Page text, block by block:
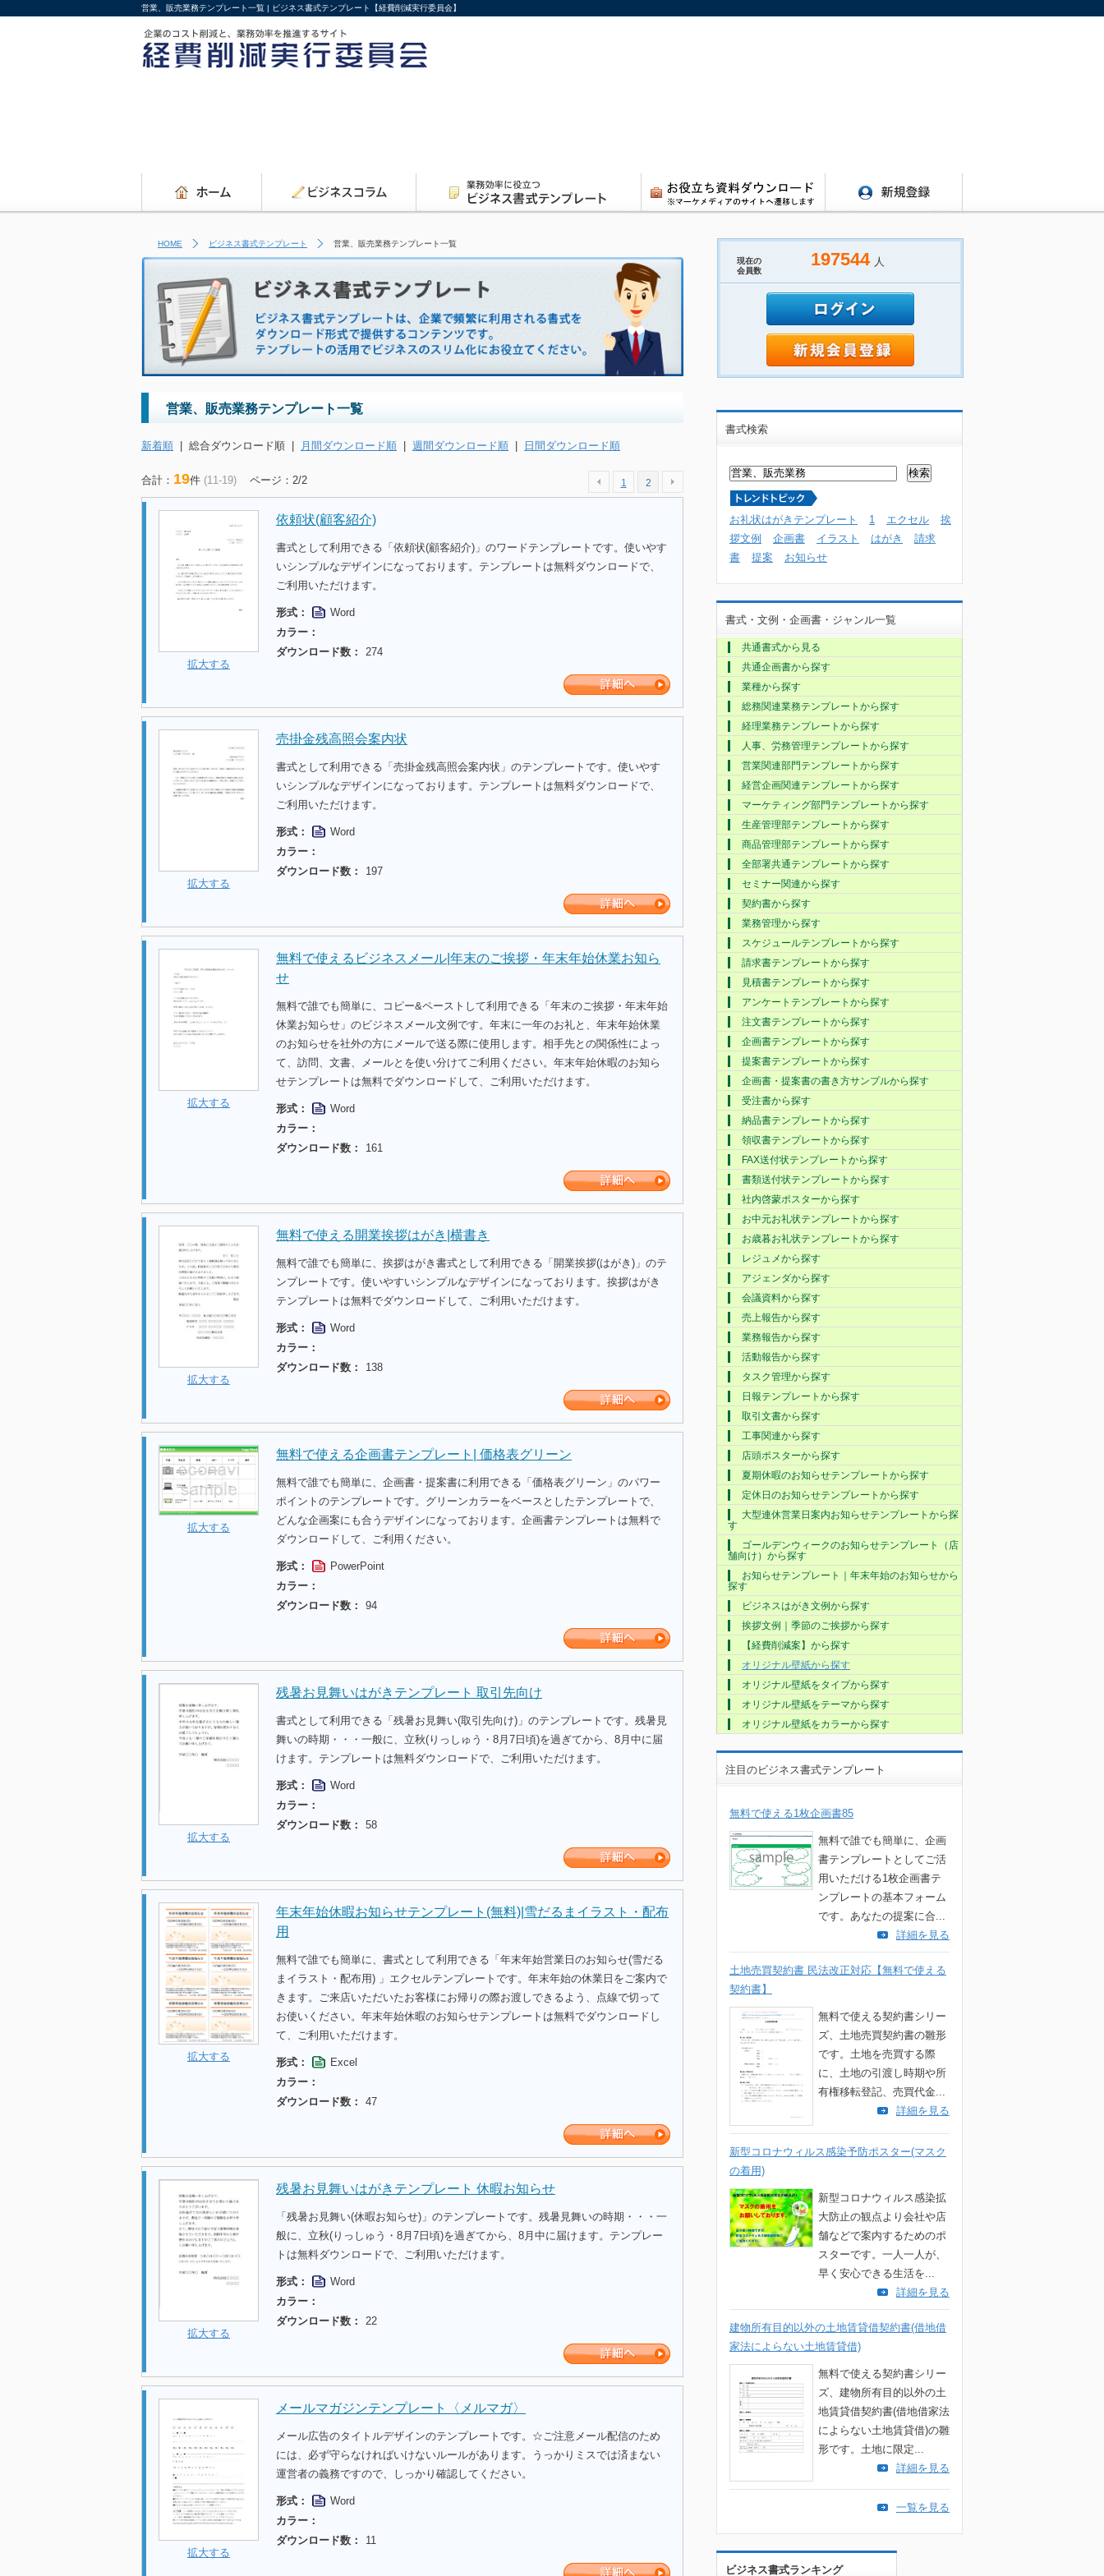
営業、販売業務テンプレート一覧 | ビジネス書式テンプレート【経費削減実行委員会】
HOME ビジネス書式テンプレート 営業、販売業務テンプレート一覧
営業、販売業務テンプレート一覧
新着順 | 総合ダウンロード順 | 月間ダウンロード順 | 週間ダウンロード順 | 日間ダウンロード順
合計： 19件 (11-19) ページ：2/2 1 2
拡大する
依頼状(顧客紹介)
書式として利用できる「依頼状(顧客紹介)」のワードテンプレートです。使いやす
いシンプルなデザインになっております。テンプレートは無料ダウンロードで、
ご利用いただけます。
形式：
Word
カラー：
ダウンロード数：
274
拡大する
売掛金残高照会案内状
書式として利用できる「売掛金残高照会案内状」のテンプレートです。使いやす
いシンプルなデザインになっております。テンプレートは無料ダウンロードで、
ご利用いただけます。
形式：
Word
カラー：
ダウンロード数：
197
拡大する
無料で使えるビジネスメール|年末のご挨拶・年末年始休業お知ら
せ
無料で誰でも簡単に、コピー&ペーストして利用できる「年末のご挨拶・年末年始
休業お知らせ」のビジネスメール文例です。年末に一年のお礼と、年末年始休業
のお知らせを社外の方にメールで送る際に使用します。相手先との関係性によっ
て、訪問、文書、メールとを使い分けてご利用ください。年末年始休暇のお知ら
せテンプレートは無料でダウンロードして、ご利用いただけます。
形式：
Word
カラー：
ダウンロード数：
161
拡大する
無料で使える開業挨拶はがき|横書き
無料で誰でも簡単に、挨拶はがき書式として利用できる「開業挨拶(はがき)」のテ
ンプレートです。使いやすいシンプルなデザインになっております。挨拶はがき
テンプレートは無料でダウンロードして、ご利用いただけます。
形式：
Word
カラー：
ダウンロード数：
138
拡大する
無料で使える企画書テンプレート| 価格表グリーン
無料で誰でも簡単に、企画書・提案書に利用できる「価格表グリーン」のパワー
ポイントのテンプレートです。グリーンカラーをベースとしたテンプレートで、
どんな企画案にも合うデザインになっております。企画書テンプレートは無料で
ダウンロードして、ご利用ください。
形式：
PowerPoint
カラー：
ダウンロード数：
94
拡大する
残暑お見舞いはがきテンプレート 取引先向け
書式として利用できる「残暑お見舞い(取引先向け)」のテンプレートです。残暑見
舞いの時期・・・一般に、立秋(りっしゅう・8月7日頃)を過ぎてから、8月中に届
けます。テンプレートは無料ダウンロードで、ご利用いただけます。
形式：
Word
カラー：
ダウンロード数：
58
拡大する
年末年始休暇お知らせテンプレート(無料)|雪だるまイラスト・配布
用
無料で誰でも簡単に、書式として利用できる「年末年始営業日のお知らせ(雪だる
まイラスト・配布用) 」エクセルテンプレートです。年末年始の休業日をご案内で
きます。ご来店いただいたお客様にお帰りの際お渡しできるよう、点線で切って
お使いください。年末年始休暇のお知らせテンプレートは無料でダウンロードし
て、ご利用いただけます。
形式：
Excel
カラー：
ダウンロード数：
47
拡大する
残暑お見舞いはがきテンプレート 休暇お知らせ
「残暑お見舞い(休暇お知らせ)」のテンプレートです。残暑見舞いの時期・・・一
般に、立秋(りっしゅう・8月7日頃)を過ぎてから、8月中に届けます。テンプレー
トは無料ダウンロードで、ご利用いただけます。
形式：
Word
カラー：
ダウンロード数：
22
拡大する
メールマガジンテンプレート〈メルマガ〉
メール広告のタイトルデザインのテンプレートです。☆ご注意メール配信のため
には、必ず守らなければいけないルールがあります。うっかりミスでは済まない
運営者の義務ですので、しっかり確認してください。
形式：
Word
カラー：
ダウンロード数：
11
現在の
会員数
197544 人
書式検索
お礼状はがきテンプレート 1 エクセル
挨
拶文例
企画書 イラスト はがき
請求
書
提案 お知らせ
書式・文例・企画書・ジャンル一覧
共通書式から見る
共通企画書から探す
業種から探す
総務関連業務テンプレートから探す
経理業務テンプレートから探す
人事、労務管理テンプレートから探す
営業関連部門テンプレートから探す
経営企画関連テンプレートから探す
マーケティング部門テンプレートから探す
生産管理部テンプレートから探す
商品管理部テンプレートから探す
全部署共通テンプレートから探す
セミナー関連から探す
契約書から探す
業務管理から探す
スケジュールテンプレートから探す
請求書テンプレートから探す
見積書テンプレートから探す
アンケートテンプレートから探す
注文書テンプレートから探す
企画書テンプレートから探す
提案書テンプレートから探す
企画書・提案書の書き方サンプルから探す
受注書から探す
納品書テンプレートから探す
領収書テンプレートから探す
FAX送付状テンプレートから探す
書類送付状テンプレートから探す
社内啓蒙ポスターから探す
お中元お礼状テンプレートから探す
お歳暮お礼状テンプレートから探す
レジュメから探す
アジェンダから探す
会議資料から探す
売上報告から探す
業務報告から探す
活動報告から探す
タスク管理から探す
日報テンプレートから探す
取引文書から探す
工事関連から探す
店頭ポスターから探す
夏期休暇のお知らせテンプレートから探す
定休日のお知らせテンプレートから探す
大型連休営業日案内お知らせテンプレートから探
す
ゴールデンウィークのお知らせテンプレート（店
舗向け）から探す
お知らせテンプレート｜年末年始のお知らせから
探す
ビジネスはがき文例から探す
挨拶文例｜季節のご挨拶から探す
【経費削減案】から探す
オリジナル壁紙から探す
オリジナル壁紙をタイプから探す
オリジナル壁紙をテーマから探す
オリジナル壁紙をカラーから探す
注目のビジネス書式テンプレート
無料で使える1枚企画書85
無料で誰でも簡単に、企画
書テンプレートとしてご活
用いただける1枚企画書テ
ンプレートの基本フォーム
です。あなたの提案に合...
詳細を見る
土地売買契約書 民法改正対応【無料で使える
契約書】
無料で使える契約書シリー
ズ、土地売買契約書の雛形
です。土地を売買する際
に、土地の引渡し時期や所
有権移転登記、売買代金...
詳細を見る
新型コロナウィルス感染予防ポスター(マスク
の着用)
新型コロナウィルス感染拡
大防止の観点より会社や店
舗などで案内するためのポ
スターです。一人一人が、
早く安心できる生活を...
詳細を見る
建物所有目的以外の土地賃貸借契約書(借地借
家法によらない土地賃貸借)
無料で使える契約書シリー
ズ、建物所有目的以外の土
地賃貸借契約書(借地借家法
によらない土地賃貸借)の雛
形です。土地に限定...
詳細を見る
一覧を見る
ビジネス書式ランキング